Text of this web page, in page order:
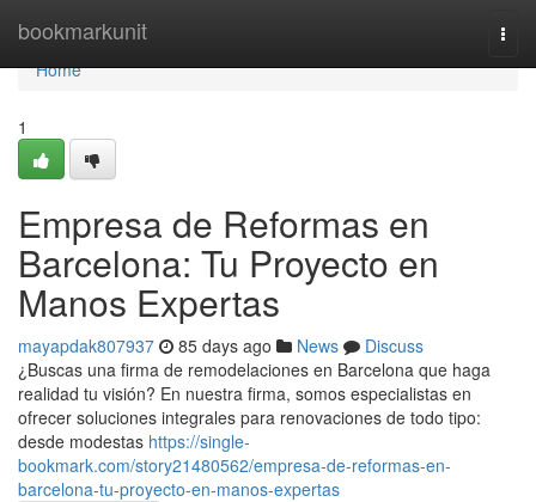
bookmarkunit
Home
Home
1
Empresa de Reformas en
Barcelona: Tu Proyecto en
Manos Expertas
mayapdak807937 85 days ago News
Discuss
¿Buscas una firma de remodelaciones en Barcelona que haga
realidad tu visión? En nuestra firma, somos especialistas en
ofrecer soluciones integrales para renovaciones de todo tipo:
desde modestas https://single-
bookmark.com/story21480562/empresa-de-reformas-en-
barcelona-tu-proyecto-en-manos-expertas